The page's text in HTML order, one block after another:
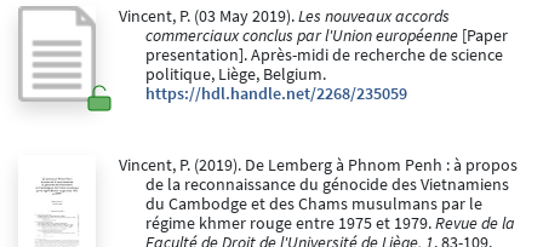
Vincent, P. (03 May 2019).Les nouveaux accords
commerciaux conclus par l'Union européenne [Paper
presentation]. Après-midi de recherche de science
politique, Liège, Belgium.
https://hdl.handle.net/2268/235059
Vincent, P. (2019). De Lemberg à Phnom Penh : à propos
de la reconnaissance du génocide des Vietnamiens
du Cambodge et des Chams musulmans par le
régime khmer rouge entre 1975 et 1979.Revue de la
Faculté de Droit de l'Université de Liège, 1, 83-109.